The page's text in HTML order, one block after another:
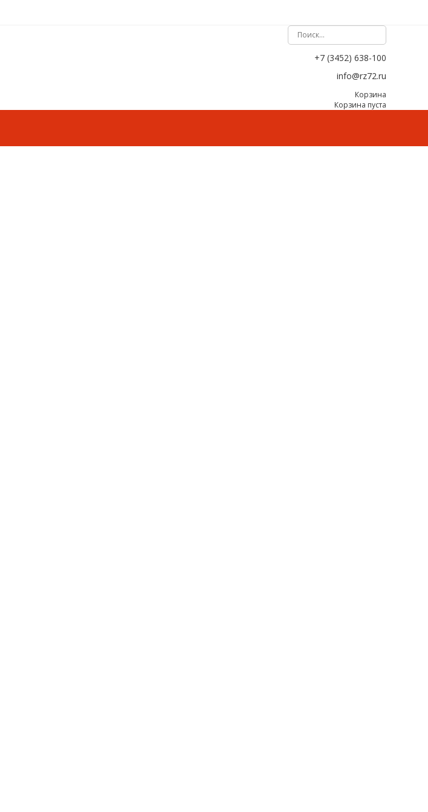
+7 (3452) 638-100
info@rz72.ru
Корзина
Корзина пуста